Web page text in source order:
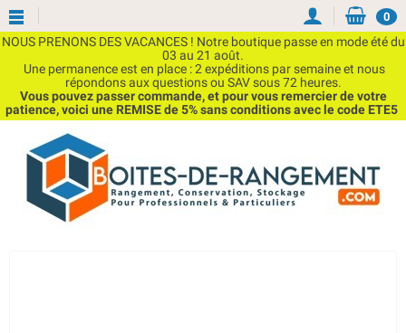
NOUS PRENONS DES VACANCES ! Notre boutique passe en mode été du
03 au 21 août.
Une permanence est en place : 2 expéditions par semaine et nous
répondons aux questions ou SAV sous 72 heures.
Vous pouvez passer commande, et pour vous remercier de votre
patience, voici une REMISE de 5% sans conditions avec le code ETE5
0